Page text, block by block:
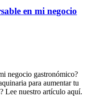
en mi negocio
negocio gastronómico?
para aumentar tu
Lee nuestro artículo aquí.